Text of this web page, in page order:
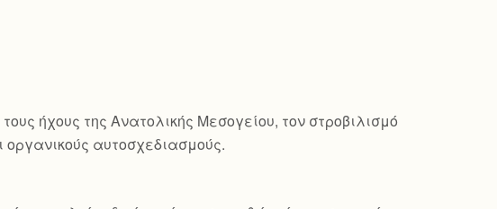
ήχους της Ανατολικής Μεσογείου, τον στροβιλισμό
οργανικούς αυτοσχεδιασμούς.